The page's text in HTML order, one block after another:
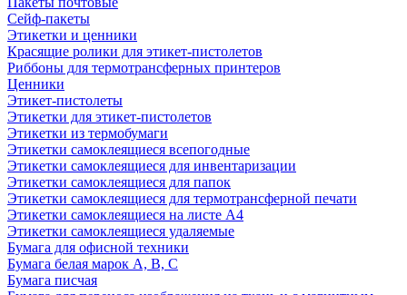
Сейф-пакеты
Этикетки и ценники
Красящие ролики для этикет-пистолетов
Риббоны для термотрансферных принтеров
Ценники
Этикет-пистолеты
Этикетки для этикет-пистолетов
Этикетки из термобумаги
Этикетки самоклеящиеся всепогодные
Этикетки самоклеящиеся для инвентаризации
Этикетки самоклеящиеся для папок
Этикетки самоклеящиеся для термотрансферной печати
Этикетки самоклеящиеся на листе А4
Этикетки самоклеящиеся удаляемые
Бумага для офисной техники
Бумага белая марок А, В, С
Бумага писчая